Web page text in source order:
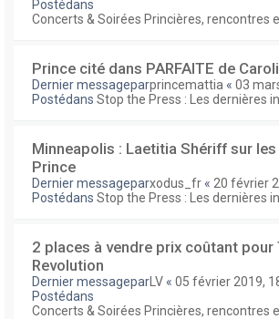
Postédans
Concerts & Soirées Princières, rencontres
Prince cité dans PARFAITE de
Dernier messageparprincemattia « 03
Postédans Stop the Press : Les dernières
Minneapolis : Laetitia Shériff sur
Prince
Dernier messageparxodus_fr « 20 février
Postédans Stop the Press : Les dernières
2 places à vendre prix coûtant pour
Revolution
Dernier messagepar LV « 05 février 2019,
Postédans
Concerts & Soirées Princières, rencontres